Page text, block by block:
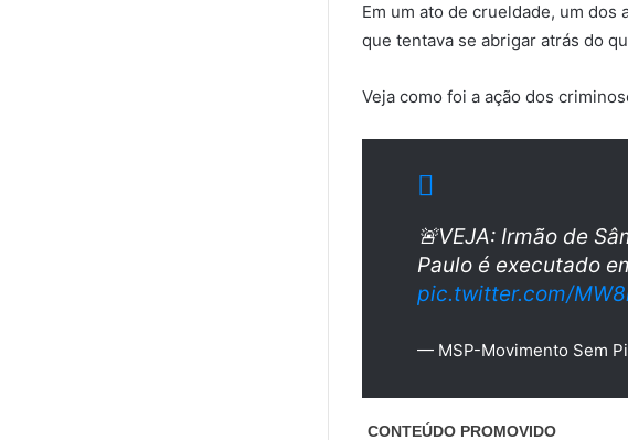
Em um ato de crueldade, um
que tentava se abrigar atrás do
Veja como foi a ação dos
🚨VEJA: Irmão de
Paulo é executado
pic.twitter.com/
— MSP-Movimento Sem